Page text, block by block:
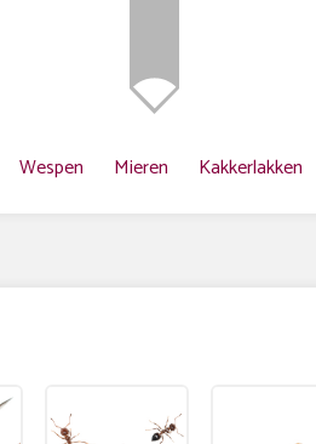
Wespen Mieren Kakkerlakken